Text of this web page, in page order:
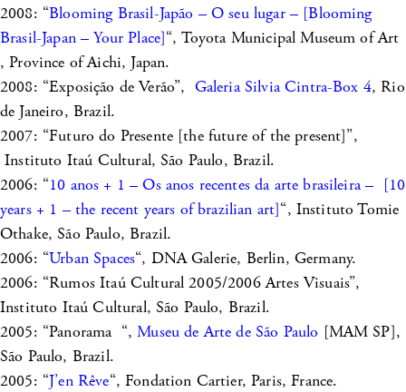
2008: “Blooming Brasil-Japão – O seu lugar – [Blooming
Brasil-Japan – Your Place]“, Toyota Municipal Museum of Art
, Province of Aichi, Japan.
2008: “Exposição de Verão”, Galeria Silvia Cintra-Box 4, Rio
de Janeiro, Brazil.
2007: “Futuro do Presente [the future of the present]”,
Instituto Itaú Cultural, São Paulo, Brazil.
2006: “10 anos + 1 – Os anos recentes da arte brasileira – [10
years + 1 – the recent years of brazilian art]“, Instituto Tomie
Othake, São Paulo, Brazil.
2006: “Urban Spaces“, DNA Galerie, Berlin, Germany.
2006: “Rumos Itaú Cultural 2005/2006 Artes Visuais”,
Instituto Itaú Cultural, São Paulo, Brazil.
2005: “Panorama “, Museu de Arte de São Paulo [MAM SP],
São Paulo, Brazil.
2005: “J’en Rêve“, Fondation Cartier, Paris, France.